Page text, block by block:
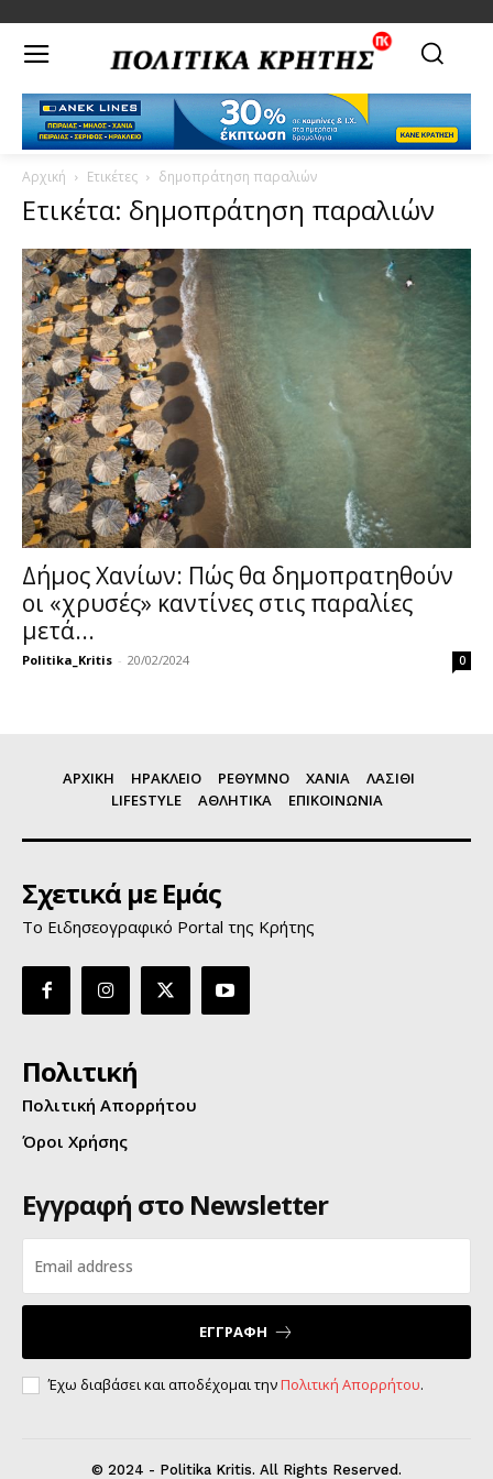
Αρχική Ετικέτες δημοπράτηση παραλιών
Ετικέτα: δημοπράτηση παραλιών
Δήμος Χανίων: Πώς θα δημοπρατηθούν
οι «χρυσές» καντίνες στις παραλίες
μετά...
Politika_Kritis - 20/02/2024 0
ΑΡΧΙΚΗ ΗΡΑΚΛΕΙΟ ΡΕΘΥΜΝΟ ΧΑΝΙΑ
ΛΑΣΙΘΙ
LIFESTYLE
ΑΘΛΗΤΙΚΑ ΕΠΙΚΟΙΝΩΝΙΑ
Σχετικά με Εμάς
Το Ειδησεογραφικό Portal της Κρήτης
Πολιτική
Πολιτική Απορρήτου
Όροι Χρήσης
Εγγραφή στο Newsletter
ΕΓΓΡΑΦΗ
Έχω διαβάσει και αποδέχομαι τηνΠολιτική Απορρήτου.
© 2024 - Politika Kritis. All Rights Reserved.